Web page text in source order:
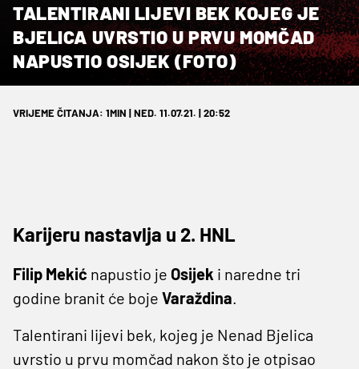
TALENTIRANI LIJEVI BEK KOJEG JE
BJELICA UVRSTIO U PRVU MOMČAD
NAPUSTIO OSIJEK (FOTO)
VRIJEME ČITANJA: 1MIN | NED. 11.07.21. | 20:52
Karijeru nastavlja u 2. HNL
Filip Mekić napustio je Osijek i naredne tri
godine branit će boje Varaždina.
Talentirani lijevi bek, kojeg je Nenad Bjelica
uvrstio u prvu momčad nakon što je otpisao